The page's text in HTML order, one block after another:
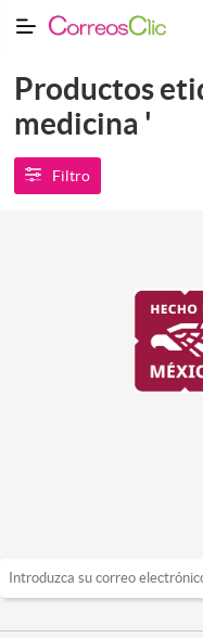
Productos
medicina '
Filtro